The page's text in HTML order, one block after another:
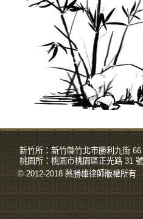
新竹所： 新竹縣竹北市勝利九街 66
桃園所： 桃園市桃園區正光路 31
© 2012-2018 蔡勝雄律師版